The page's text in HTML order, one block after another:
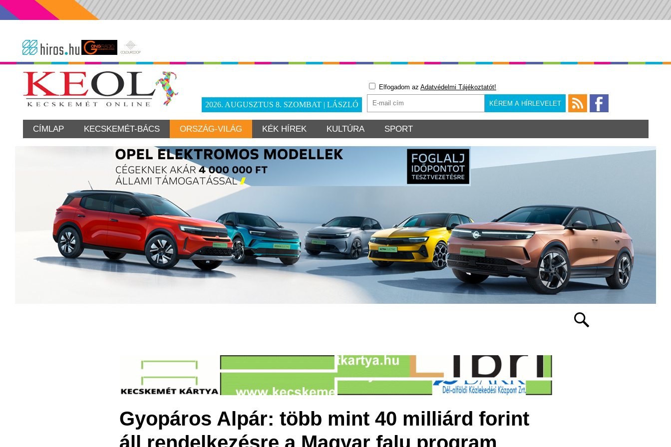
2026. AUGUSZTUS 8. SZOMBAT | LÁSZLÓ
Elfogadom az Adatvédelmi Tájékoztatót!
CÍMLAP KECSKEMÉT-BÁCS ORSZÁG-VILÁG KÉK HÍREK KULTÚRA SPORT
Gyopáros Alpár: több mint 40 milliárd forint